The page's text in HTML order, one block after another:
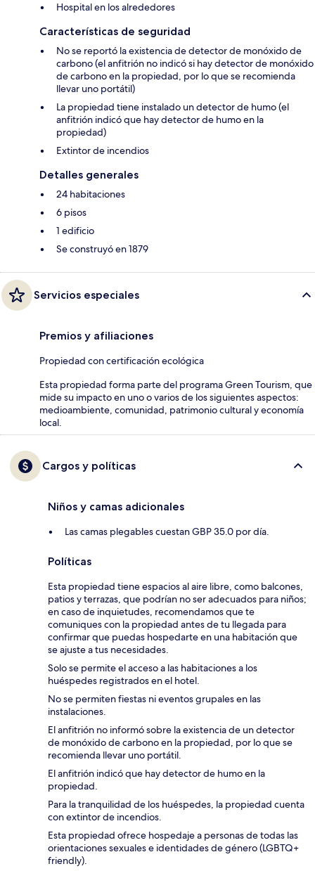
Hospital en los alrededores
Características de seguridad
No se reportó la existencia de detector de monóxido de
carbono (el anfitrión no indicó si hay detector de monóxido
de carbono en la propiedad, por lo que se recomienda
llevar uno portátil)
La propiedad tiene instalado un detector de humo (el
anfitrión indicó que hay detector de humo en la
propiedad)
Extintor de incendios
Detalles generales
24 habitaciones
6 pisos
1 edificio
Se construyó en 1879
Servicios especiales
Premios y afiliaciones
Propiedad con certificación ecológica
Esta propiedad forma parte del programa Green Tourism, que
mide su impacto en uno o varios de los siguientes aspectos:
medioambiente, comunidad, patrimonio cultural y economía
local.
Cargos y políticas
Niños y camas adicionales
Las camas plegables cuestan GBP 35.0 por día.
Políticas
Esta propiedad tiene espacios al aire libre, como balcones,
patios y terrazas, que podrían no ser adecuados para niños;
en caso de inquietudes, recomendamos que te
comuniques con la propiedad antes de tu llegada para
confirmar que puedas hospedarte en una habitación que
se ajuste a tus necesidades.
Solo se permite el acceso a las habitaciones a los
huéspedes registrados en el hotel.
No se permiten fiestas ni eventos grupales en las
instalaciones.
El anfitrión no informó sobre la existencia de un detector
de monóxido de carbono en la propiedad, por lo que se
recomienda llevar uno portátil.
El anfitrión indicó que hay detector de humo en la
propiedad.
Para la tranquilidad de los huéspedes, la propiedad cuenta
con extintor de incendios.
Esta propiedad ofrece hospedaje a personas de todas las
orientaciones sexuales e identidades de género (LGBTQ+
friendly).